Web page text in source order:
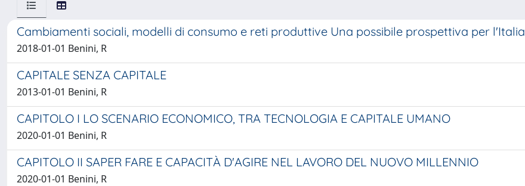
Cambiamenti sociali, modelli di consumo e reti produttive Una possibile prospettiva per l'Italia
2018-01-01 Benini, R
CAPITALE SENZA CAPITALE
2013-01-01 Benini, R
CAPITOLO I LO SCENARIO ECONOMICO, TRA TECNOLOGIA E CAPITALE UMANO
2020-01-01 Benini, R
CAPITOLO II SAPER FARE E CAPACITÀ D'AGIRE NEL LAVORO DEL NUOVO MILLENNIO
2020-01-01 Benini, R